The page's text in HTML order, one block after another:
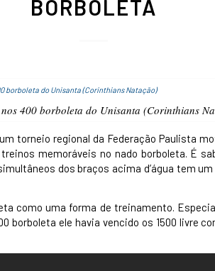
BORBOLETA
nos 400 borboleta do Unisanta (Corinthians
torneio regional da Federação Paulista
memoráveis no nado borboleta. É
dos braços acima d’água tem
como uma forma de treinamento.
borboleta ele havia vencido os 1500 livre